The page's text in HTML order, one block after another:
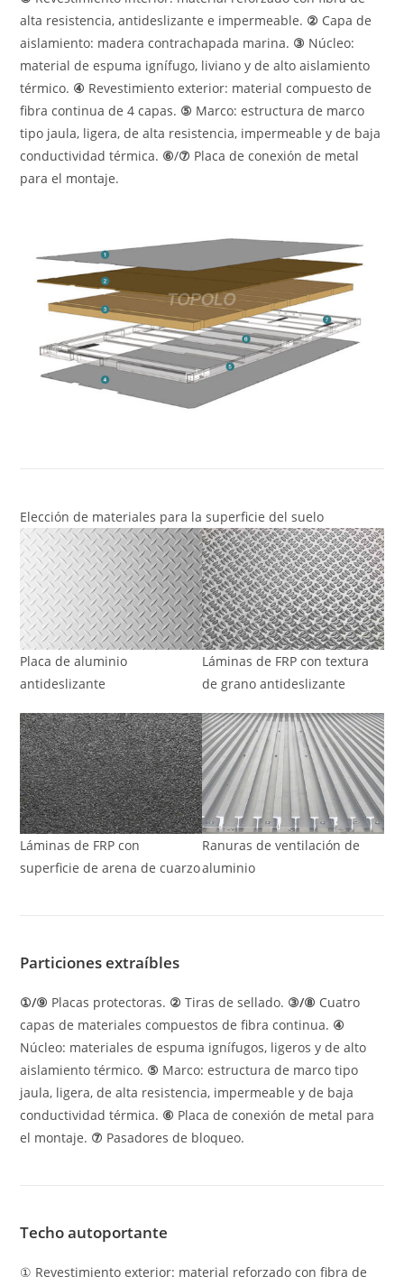
alta resistencia, antideslizante e impermeable. ② Capa de
aislamiento: madera contrachapada marina. ③ Núcleo:
material de espuma ignífugo, liviano y de alto aislamiento
térmico. ④ Revestimiento exterior: material compuesto de
fibra continua de 4 capas. ⑤ Marco: estructura de marco
tipo jaula, ligera, de alta resistencia, impermeable y de baja
conductividad térmica. ⑥/⑦ Placa de conexión de metal
para el montaje.
Elección de materiales para la superficie del suelo
Placa de aluminio
antideslizante
Láminas de FRP con textura
de grano antideslizante
Láminas de FRP con
superficie de arena de cuarzo
Ranuras de ventilación de
aluminio
Particiones extraíbles
①/⑨ Placas protectoras. ② Tiras de sellado. ③/⑧ Cuatro
capas de materiales compuestos de fibra continua. ④
Núcleo: materiales de espuma ignífugos, ligeros y de alto
aislamiento térmico. ⑤ Marco: estructura de marco tipo
jaula, ligera, de alta resistencia, impermeable y de baja
conductividad térmica. ⑥ Placa de conexión de metal para
el montaje. ⑦ Pasadores de bloqueo.
Techo autoportante
① Revestimiento exterior: material reforzado con fibra de